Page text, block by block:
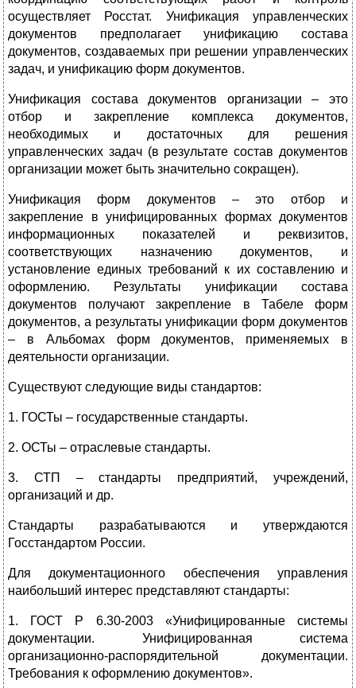
осуществляет Росстат. Унификация управленческих
документов предполагает унификацию состава
документов, создаваемых при решении управленческих
задач, и унификацию форм документов.
Унификация состава документов организации – это
отбор и закрепление комплекса документов,
необходимых и достаточных для решения
управленческих задач (в результате состав документов
организации может быть значительно сокращен).
Унификация форм документов – это отбор и
закрепление в унифицированных формах документов
информационных показателей и реквизитов,
соответствующих назначению документов, и
установление единых требований к их составлению и
оформлению. Результаты унификации состава
документов получают закрепление в Табеле форм
документов, а результаты унификации форм документов
– в Альбомах форм документов, применяемых в
деятельности организации.
Существуют следующие виды стандартов:
1. ГОСТы – государственные стандарты.
2. ОСТы – отраслевые стандарты.
3. СТП – стандарты предприятий, учреждений,
организаций и др.
Стандарты разрабатываются и утверждаются
Госстандартом России.
Для документационного обеспечения управления
наибольший интерес представляют стандарты:
1. ГОСТ Р 6.30-2003 «Унифицированные системы
документации. Унифицированная система
организационно-распорядительной документации.
Требования к оформлению документов».